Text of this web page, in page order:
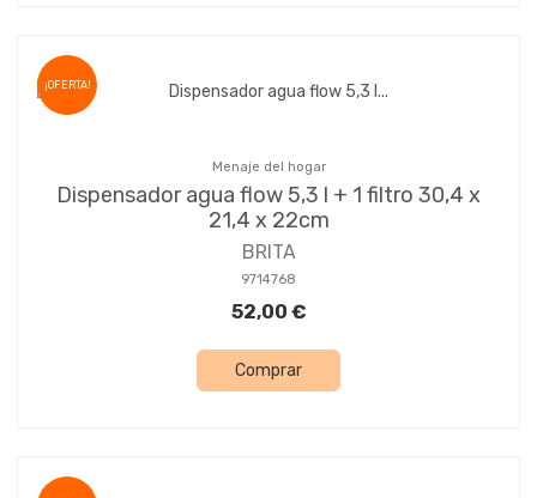
¡OFERTA!
Menaje del hogar
Dispensador agua flow 5,3 l + 1 filtro 30,4 x
21,4 x 22cm
BRITA
9714768
52,00 €
Comprar